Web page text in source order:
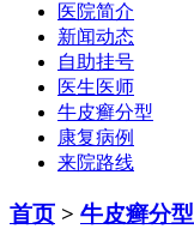
医院简介
新闻动态
自助挂号
医生医师
牛皮癣分型
康复病例
来院路线
首页 > 牛皮癣分型